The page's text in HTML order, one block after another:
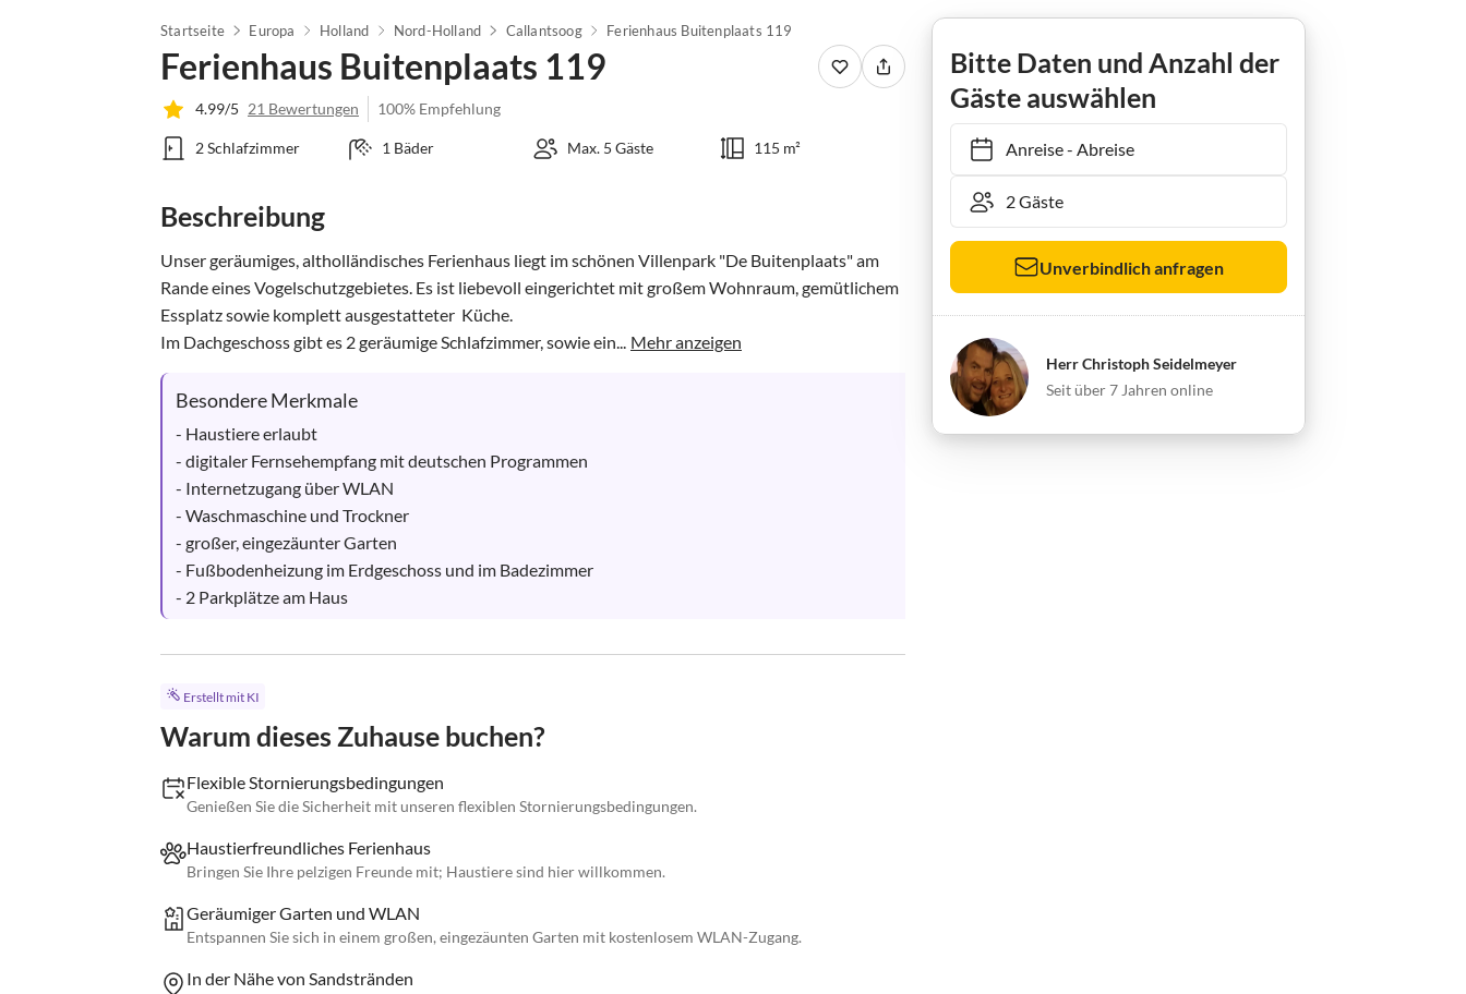
Startseite Europa Holland Nord-Holland Callantsoog Ferienhaus Buitenplaats 119
Ferienhaus Buitenplaats 119
4.99/5 21 Bewertungen 100% Empfehlung
2 Schlafzimmer 1 Bäder Max. 5 Gäste 115 m²
Beschreibung
Unser geräumiges, altholländisches Ferienhaus liegt im schönen Villenpark "De Buitenplaats" am
Rande eines Vogelschutzgebietes. Es ist liebevoll eingerichtet mit großem Wohnraum, gemütlichem
Essplatz sowie komplett ausgestatteter  Küche.
Im Dachgeschoss gibt es 2 geräumige Schlafzimmer, sowie ein... Mehr anzeigen
Besondere Merkmale
- Haustiere erlaubt
- digitaler Fernsehempfang mit deutschen Programmen
- Internetzugang über WLAN
- Waschmaschine und Trockner
- großer, eingezäunter Garten
- Fußbodenheizung im Erdgeschoss und im Badezimmer
- 2 Parkplätze am Haus
Erstellt mit KI
Warum dieses Zuhause buchen?
Flexible Stornierungsbedingungen
Genießen Sie die Sicherheit mit unseren flexiblen Stornierungsbedingungen.
Haustierfreundliches Ferienhaus
Bringen Sie Ihre pelzigen Freunde mit; Haustiere sind hier willkommen.
Geräumiger Garten und WLAN
Entspannen Sie sich in einem großen, eingezäunten Garten mit kostenlosem WLAN-Zugang.
In der Nähe von Sandstränden
Bitte Daten und Anzahl der
Gäste auswählen
Anreise- Abreise
Unverbindlich anfragen
Herr Christoph Seidelmeyer
Seit über 7 Jahren online